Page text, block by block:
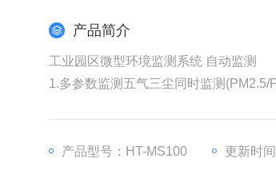
产品简介
工业园区微型环境监测系统 自动监测
1.多参数监测五气三尘同时监测(PM2.5/
4.温控系统设计 两级加热除湿+恒温仓
产品型号：HT-MS100 更新时